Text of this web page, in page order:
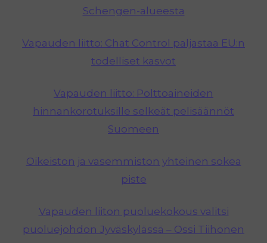
Schengen-alueesta
Vapauden liitto: Chat Control paljastaa EU:n
todelliset kasvot
Vapauden liitto: Polttoaineiden
hinnankorotuksille selkeät pelisäännöt
Suomeen
Oikeiston ja vasemmiston yhteinen sokea
piste
Vapauden liiton puoluekokous valitsi
puoluejohdon Jyväskylässä – Ossi Tiihonen